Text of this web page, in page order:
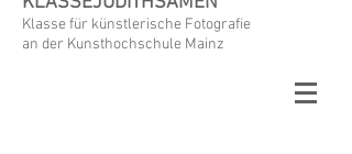
Klasse für künstlerische Fotografie
an der Kunsthochschule Mainz